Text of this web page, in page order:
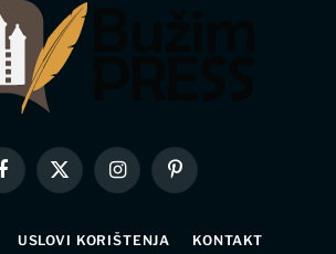
Facebook
X
(Twitter)
InstagramPinterest
USLOVI KORIŠTENJA KONTAKT